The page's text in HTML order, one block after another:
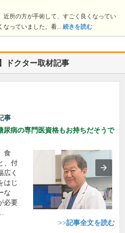
近所の方が手術して、すごく良くなってい
なっていました。看... 続きを読む
ドクター取材記事
事
病の専門医資格もお持ちだそうで
食
、付
広く
はじ
な
必要
>>記事全文を読む